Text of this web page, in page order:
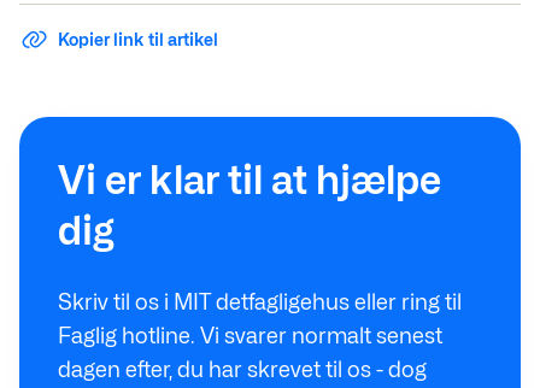
Kopier link til artikel
Vi er klar til at hjælpe
dig
Skriv til os i MIT detfagligehus eller ring til
Faglig hotline. Vi svarer normalt senest
dagen efter, du har skrevet til os - dog